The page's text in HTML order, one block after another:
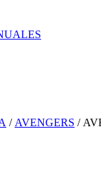
/ AVENGERS /